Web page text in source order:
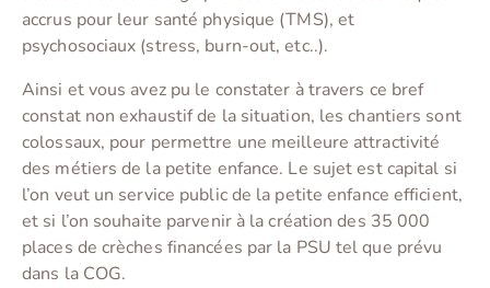
accrus pour leur santé physique (TMS), et
psychosociaux (stress, burn-out, etc..).
Ainsi et vous avez pu le constater à travers ce bref
constat non exhaustif de la situation, les chantiers sont
colossaux, pour permettre une meilleure attractivité
des métiers de la petite enfance. Le sujet est capital si
l’on veut un service public de la petite enfance efficient,
et si l’on souhaite parvenir à la création des 35 000
places de crèches financées par la PSU tel que prévu
dans la COG.